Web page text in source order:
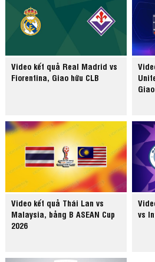
Video kết quả Real Madrid vs
Fiorentina, Giao hữu CLB
Video kết quả Thái Lan vs
Malaysia, bảng B ASEAN Cup
2026
vs